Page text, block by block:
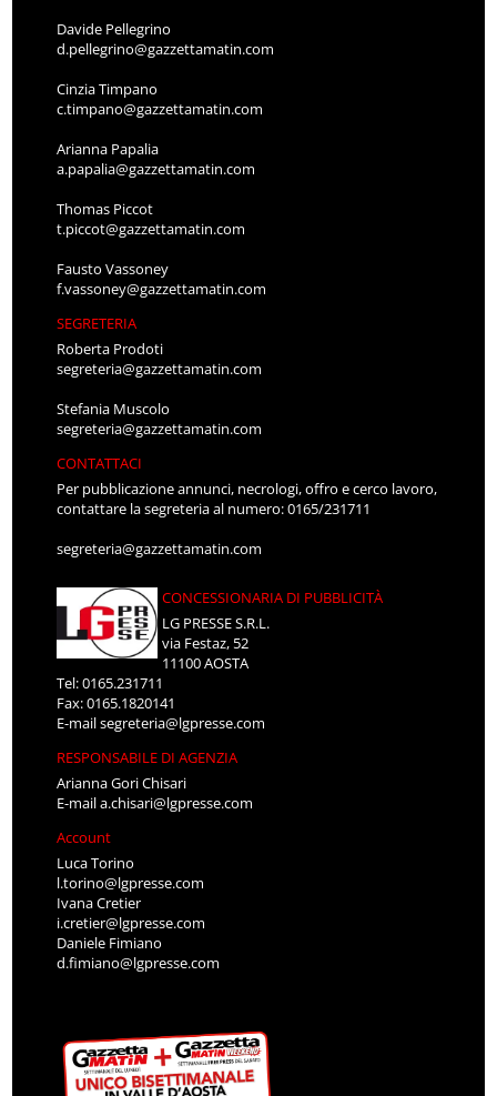
Davide Pellegrino
d.pellegrino@gazzettamatin.com
Cinzia Timpano
c.timpano@gazzettamatin.com
Arianna Papalia
a.papalia@gazzettamatin.com
Thomas Piccot
t.piccot@gazzettamatin.com
Fausto Vassoney
f.vassoney@gazzettamatin.com
SEGRETERIA
Roberta Prodoti
segreteria@gazzettamatin.com
Stefania Muscolo
segreteria@gazzettamatin.com
CONTATTACI
Per pubblicazione annunci, necrologi, offro e cerco lavoro,
contattare la segreteria al numero: 0165/231711
segreteria@gazzettamatin.com
CONCESSIONARIA DI PUBBLICITÀ
LG PRESSE S.R.L.
via Festaz, 52
11100 AOSTA
Tel: 0165.231711
Fax: 0165.1820141
E-mailsegreteria@lgpresse.com
RESPONSABILE DI AGENZIA
Arianna Gori Chisari
E-maila.chisari@lgpresse.com
Account
Luca Torino
l.torino@lgpresse.com
Ivana Cretier
i.cretier@lgpresse.com
Daniele Fimiano
d.fimiano@lgpresse.com